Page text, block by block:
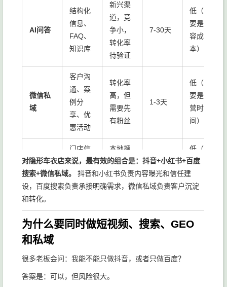
AI问答
结构化
信息、
FAQ、
知识库
新兴渠
道，竞
争小，
转化率
待验证
7-30天
低（主
要是内
容成
本）
微信私
域
客户沟
通、案
例分
享、优
惠活动
转化率
高，但
需要先
有粉丝
1-3天
低（主
要是运
营时
间）
地图平
台
门店信
息、电
话、评
价
本地搜
索入
口，辅
助作用
低（主
要是评
价维
护）
对隐形车衣店来说，最有效的组合是：抖音+小红书+百度
搜索+微信私域。
抖音和小红书负责内容曝光和信任建
设，百度搜索负责承接明确需求，微信私域负责客户沉淀
和转化。
为什么要同时做短视频、搜索、GEO
和私域
很多老板会问：我能不能只做抖音，或者只做百度？
答案是：可以，但风险很大。